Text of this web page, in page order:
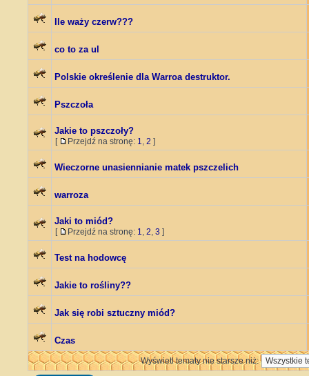
Ile waży czerw???
co to za ul
Polskie określenie dla Warroa destruktor.
Pszczoła
Jakie to pszczoły?
[ Przejdź na stronę: 1, 2 ]
Wieczorne unasiennianie matek pszczelich
warroza
Jaki to miód?
[ Przejdź na stronę: 1, 2, 3 ]
Test na hodowcę
Jakie to rośliny??
Jak się robi sztuczny miód?
Czas
Wyświetl tematy nie starsze niż: